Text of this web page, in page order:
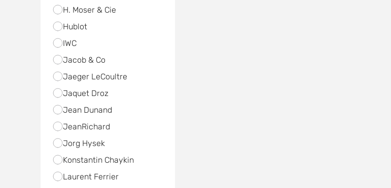
H. Moser & Cie
Hublot
IWC
Jacob & Co
Jaeger LeCoultre
Jaquet Droz
Jean Dunand
JeanRichard
Jorg Hysek
Konstantin Chaykin
Laurent Ferrier